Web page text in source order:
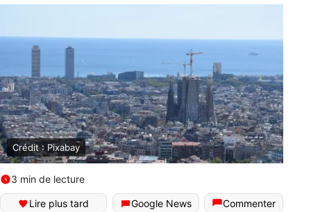
Crédit : Pixabay
3 min de lecture
Lire plus tard Google News
Commenter